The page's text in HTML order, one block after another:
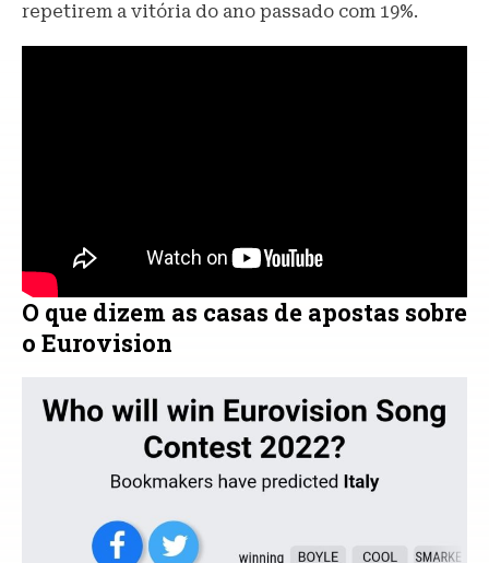
repetirem a vitória do ano passado com 19%.
O que dizem as casas de apostas sobre
o Eurovision